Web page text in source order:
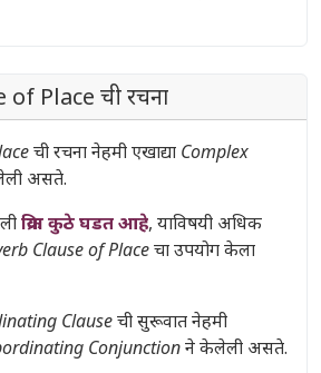
Place ची रचना
ची रचना नेहमी एखाद्या Complex
असते.
क्रिया कुठे घडत आहे, याविषयी अधिक
Clause of Placeचा उपयोग केला
Clauseची सुरूवात नेहमी
Conjunctionने केलेली असते.